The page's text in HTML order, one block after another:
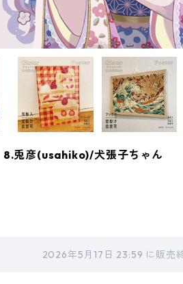
8.兎彦(usahiko)/犬張子ちゃん
2026年5月17日 23:59 に販売